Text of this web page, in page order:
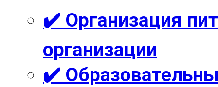
✔️ Организация
организации
✔️